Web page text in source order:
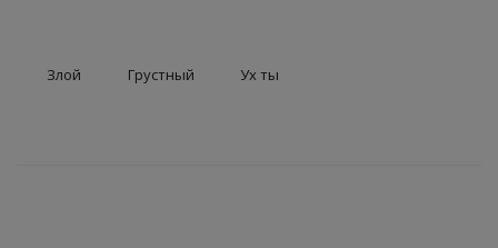
ЗДОРОВЬЕ
Злой Грустный Ух ты